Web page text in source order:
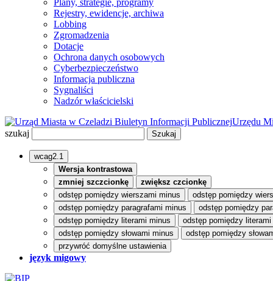
Plany, strategie, programy
Rejestry, ewidencje, archiwa
Lobbing
Zgromadzenia
Dotacje
Ochrona danych osobowych
Cyberbezpieczeństwo
Informacja publiczna
Sygnaliści
Nadzór właścicielski
Biuletyn Informacji PublicznejUrzędu
szukaj
wcag2.1
Wersja kontrastowa
zmniej szczcionkę
zwiększ czcionkę
odstęp pomiędzy wierszami minus
odstęp pomiędzy
odstęp pomiędzy paragrafami minus
odstęp pomiędzy
odstęp pomiędzy literami minus
odstęp pomiędzy literami
odstęp pomiędzy słowami minus
odstęp pomiędzy
przywróć domyślne ustawienia
język migowy